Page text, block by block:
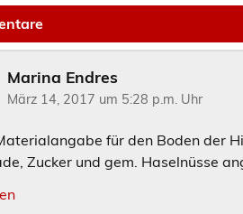
Marina Endres
März 14, 2017 um 5:28 p.m. Uhr
für den Boden der
Zucker und gem. Haselnüsse